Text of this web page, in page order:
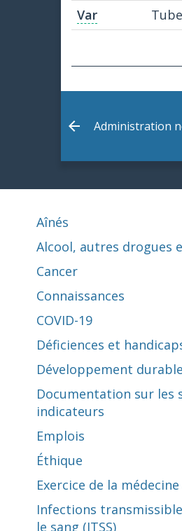
Var
Administration
Aînés
Alcool, autres drogues
Cancer
Connaissances
COVID-19
Déficiences et
Développement durable
Documentation sur les
indicateurs
Emplois
Éthique
Exercice de la
Infections
le sang (ITSS)